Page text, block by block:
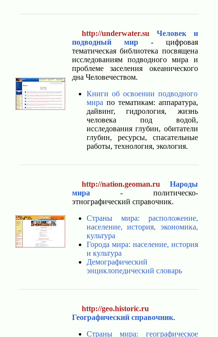
http://underwater.su
Человек и
подводный мир- цифровая
тематическая библиотека посвящена
исследованиям подводного мира и
проблеме заселения океанического
дна Человечеством.
Книги об освоении подводного
мира по тематикам: аппаратура,
дайвинг, гидрология, жизнь
человека под водой,
исследования глубин, обитатели
глубин, ресурсы, спасательные
работы, технология, экология.
http://nation.geoman.ru
Народы
мира - политическо-
этнографический справочник.
Страны мира: расположение,
население, история, экономика,
культура
Города мира: население, история
и культура
Демографический
энциклопедический словарь
http://geo.historic.ru
Географический справочник.
Страны мира: географическое